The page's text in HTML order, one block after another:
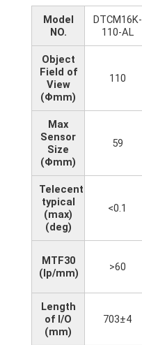
Model
NO.
DTCM16K-
110-AL
Object
Field of
View
(Φmm)
110
Max
Sensor
Size
(Φmm)
59
Telecentricity
typical
(max)
(deg)
<0.1
MTF30
(lp/mm)
>60
Length
of I/O
(mm)
703±4